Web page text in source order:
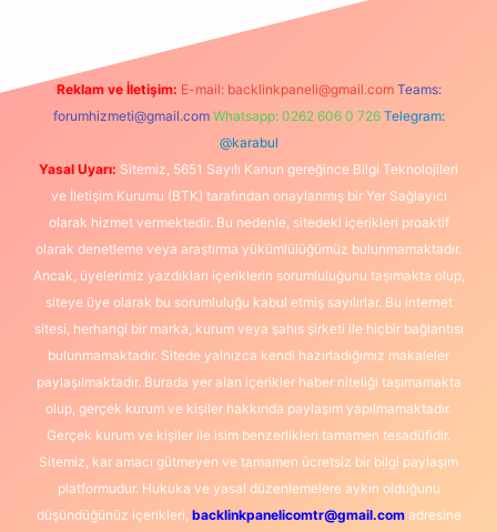
Reklam ve İletişim: E-mail: backlinkpaneli@gmail.com Teams:
forumhizmeti@gmail.com Whatsapp: 0262 606 0 726 Telegram:
@karabul
Yasal Uyarı: Sitemiz, 5651 Sayılı Kanun gereğince Bilgi Teknolojileri
ve İletişim Kurumu (BTK) tarafından onaylanmış bir Yer Sağlayıcı
olarak hizmet vermektedir. Bu nedenle, sitedeki içerikleri proaktif
olarak denetleme veya araştırma yükümlülüğümüz bulunmamaktadır.
Ancak, üyelerimiz yazdıkları içeriklerin sorumluluğunu taşımakta olup,
siteye üye olarak bu sorumluluğu kabul etmiş sayılırlar. Bu internet
sitesi, herhangi bir marka, kurum veya şahıs şirketi ile hiçbir bağlantısı
bulunmamaktadır. Sitede yalnızca kendi hazırladığımız makaleler
paylaşılmaktadır. Burada yer alan içerikler haber niteliği taşımamakta
olup, gerçek kurum ve kişiler hakkında paylaşım yapılmamaktadır.
Gerçek kurum ve kişiler ile isim benzerlikleri tamamen tesadüfidir.
Sitemiz, kar amacı gütmeyen ve tamamen ücretsiz bir bilgi paylaşım
platformudur. Hukuka ve yasal düzenlemelere aykırı olduğunu
düşündüğünüz içerikleri, backlinkpanelicomtr@gmail.comadresine